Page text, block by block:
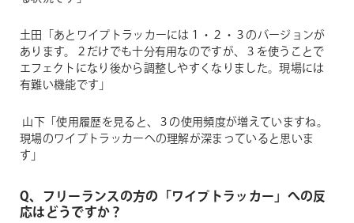
土田「あとワイプトラッカーには１・２・３のバージョンが
あります。２だけでも十分有用なのですが、３を使うことで
エフェクトになり後から調整しやすくなりました。現場には
有難い機能です」
山下「使用履歴を見ると、３の使用頻度が増えていますね。
現場のワイプトラッカーへの理解が深まっていると思いま
す」
Q、フリーランスの方の「ワイプトラッカー」への反
応はどうですか？